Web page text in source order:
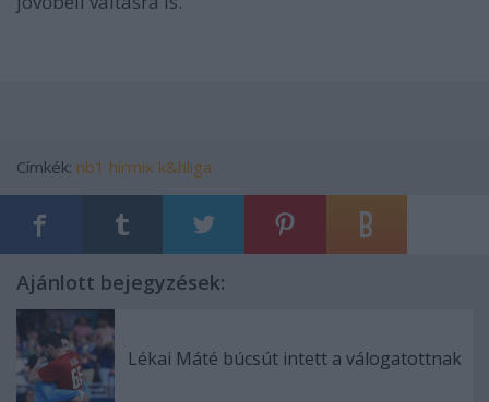
Címkék: nb1 hírmix k&hliga
Ajánlott bejegyzések:
Lékai Máté búcsút intett a válogatottnak